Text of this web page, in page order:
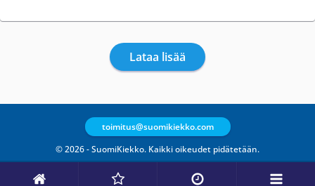
Lataa lisää
© 2026 - SuomiKiekko. Kaikki oikeudet pidätetään.
toimitus@suomikiekko.com